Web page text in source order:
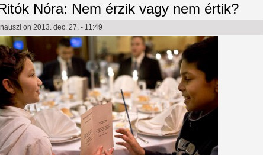
Nóra: Nem érzik vagy nem értik?
on 2013. dec. 27. - 11:49